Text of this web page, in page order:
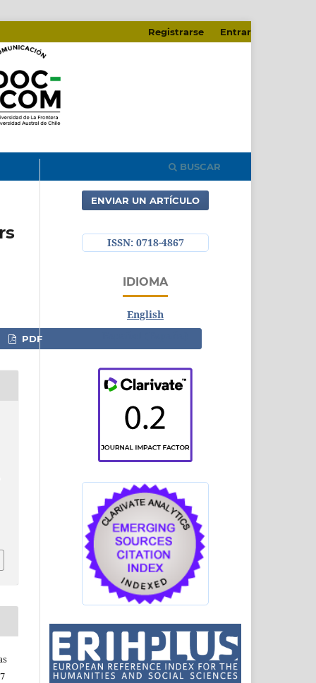
BUSCAR
Registrarse Entrar
PDF
ENVIAR UN ARTÍCULO
ISSN: 0718-4867
IDIOMA
English